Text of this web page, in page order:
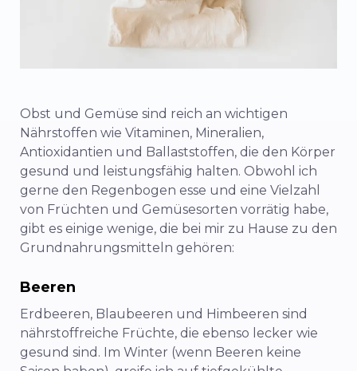
Obst und Gemüse sind reich an wichtigen
Nährstoffen wie Vitaminen, Mineralien,
Antioxidantien und Ballaststoffen, die den Körper
gesund und leistungsfähig halten. Obwohl ich
gerne den Regenbogen esse und eine Vielzahl
von Früchten und Gemüsesorten vorrätig habe,
gibt es einige wenige, die bei mir zu Hause zu den
Grundnahrungsmitteln gehören:
Beeren
Erdbeeren, Blaubeeren und Himbeeren sind
nährstoffreiche Früchte, die ebenso lecker wie
gesund sind. Im Winter (wenn Beeren keine